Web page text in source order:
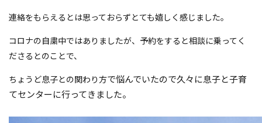
連絡をもらえるとは思っておらずとても嬉しく感じました。
コロナの自粛中ではありましたが、予約をすると相談に乗ってく
ださるとのことで、
ちょうど息子との関わり方で悩んでいたので久々に息子と子育
てセンターに行ってきました。